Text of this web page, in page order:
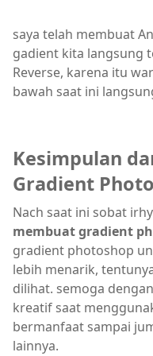
saya telah membuat
gadient kita langsung
Reverse, karena itu
bawah saat ini
Kesimpulan
Gradient
Nach saat ini sobat
membuat gradient
gradient photoshop
lebih menarik,
dilihat. semoga
kreatif saat
bermanfaat sampai
lainnya.